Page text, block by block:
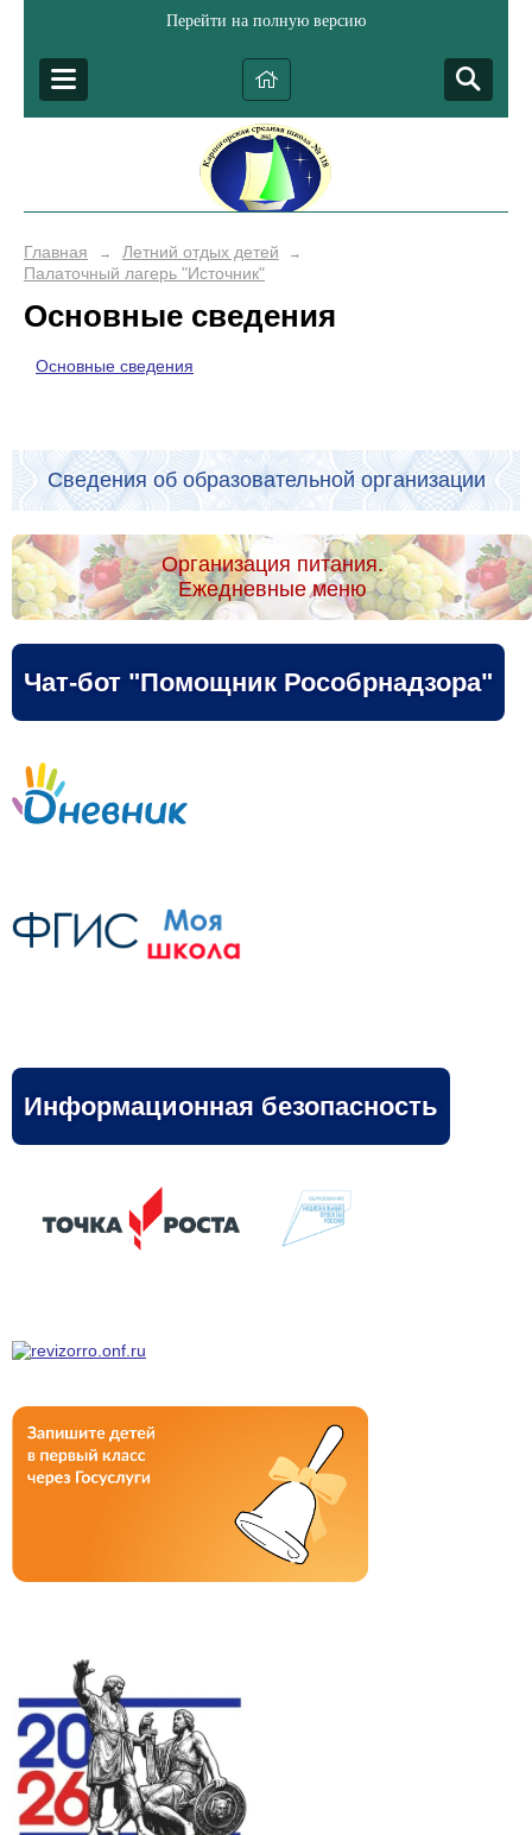
Перейти на полную версию
Главная → Летний отдых детей →
Палаточный лагерь "Источник"
Основные сведения
Основные сведения
Сведения об образовательной организации
Организация питания.
Ежедневные меню
Чат-бот "Помощник Рособрнадзора"
Информационная безопасность